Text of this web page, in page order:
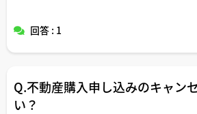
回答 : 1
Q.不動産購入申し込みのキャン
い？